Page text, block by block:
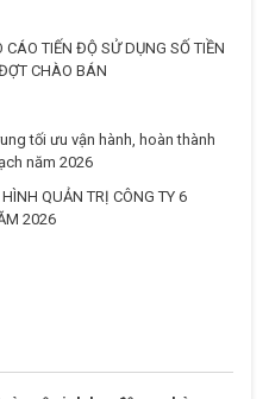
CÁO TIẾN ĐỘ SỬ DỤNG SỐ TIỀN
CHÀO BÁN
tối ưu vận hành, hoàn thành
năm 2026
QUẢN TRỊ CÔNG TY 6